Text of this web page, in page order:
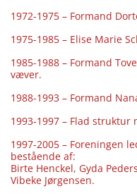
1972-1975 – Formand
1975-1985 – Elise Marie
1985-1988 – Formand
væver.
1988-1993 – Formand
1993-1997 – Flad struktur
1997-2005 – Foreningen
bestående af:
Birte Henckel, Gyda
Vibeke Jørgensen.